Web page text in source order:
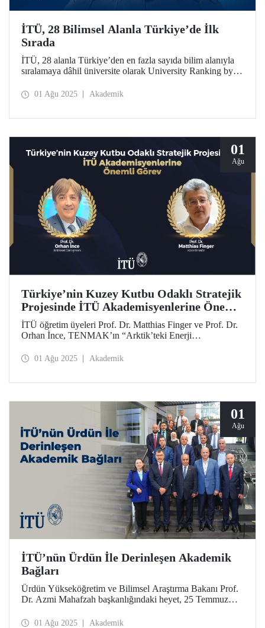
İTÜ, 28 Bilimsel Alanla Türkiye’de İlk
Sırada
İTÜ, 28 alanla Türkiye’den en fazla sayıda bilim alanıyla
sıralamaya dâhil üniversite olarak University Ranking by
2024-2025 Dünya Alan Sıralamasında 20 alanda Türkiye
01 Ağu 2025 Akademik
01
Ağu
Türkiye’nin Kuzey Kutbu Odaklı Stratejik
Projesinde İTÜ Akademisyenlerine Önemli
Görev
İTÜ öğretim üyeleri Prof. Dr. Matthias Finger ve Prof. Dr.
Orhan İnce, TENMAK’ın “Arktik’teki Enerji
projesinde akademik koordinasyon ve bilimsel danışmanlık
01 Ağu 2025 Akademik
01
Ağu
İTÜ’nün Ürdün İle Derinleşen Akademik
Bağları
Ürdün Yükseköğretim ve Bilimsel Araştırma Bakanı Prof.
Dr. Azmi Mahafzah başkanlığındaki heyet, 25 Temmuz
01 Ağu 2025 Akademik